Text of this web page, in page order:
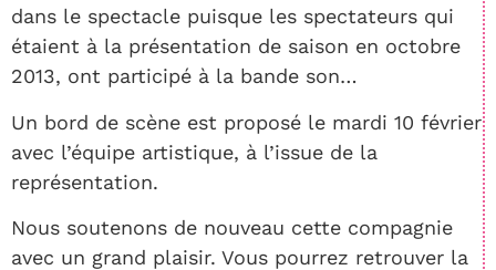
dans le spectacle puisque les spectateurs qui
étaient à la présentation de saison en octobre
2013, ont participé à la bande son…
Un bord de scène est proposé le mardi 10 février
avec l’équipe artistique, à l’issue de la
représentation.
Nous soutenons de nouveau cette compagnie
avec un grand plaisir. Vous pourrez retrouver la